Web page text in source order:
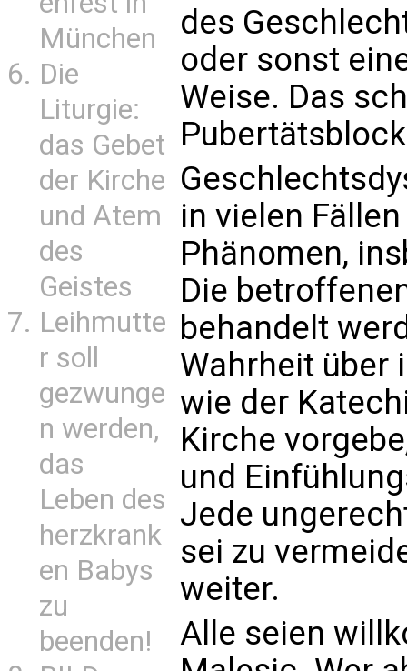
München
Die
Liturgie:
das Gebet
der Kirche
und Atem
des
Geistes
Leihmutte
r soll
gezwunge
n werden,
das
Leben des
herzkrank
en Babys
zu
beenden!
des
oder sonst
Weise. Das
in vielen
Phänomen,
Die
behandelt
Wahrheit über
wie der
Kirche
und
Jede
sei zu
weiter.
Alle seien